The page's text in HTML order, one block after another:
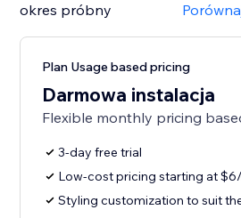
okres próbny
Plan Usage based pricing
Darmowa instalacja
Flexible monthly pricing
3-day free trial
Low-cost pricing starting at
Styling customization to suit